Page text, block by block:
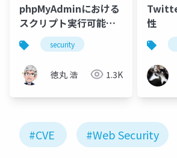
phpMyAdminにおける
スクリプト実行可能な
脆弱性3種盛り合わせ
security
徳丸 浩 1.3K
性
#CVE #Web Security